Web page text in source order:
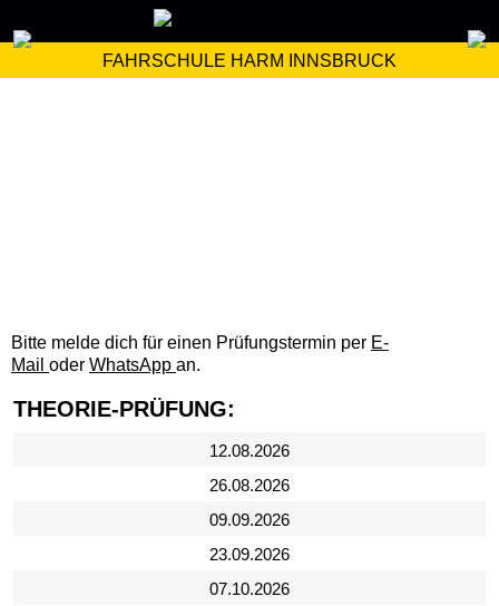
FAHRSCHULE HARM INNSBRUCK
Bitte melde dich für einen Prüfungstermin per E-
Mail oder WhatsApp an.
THEORIE-PRÜFUNG:
12.08.2026
26.08.2026
09.09.2026
23.09.2026
07.10.2026